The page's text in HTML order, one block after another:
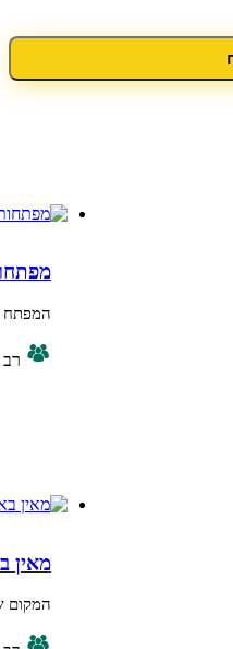
מפתחות לשנה
המפתח להצלחה
מאין באתי
המקום שלי בארץ